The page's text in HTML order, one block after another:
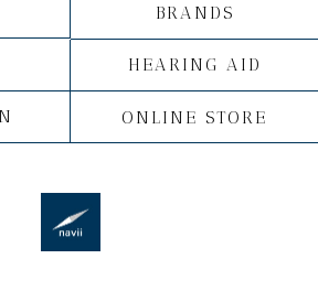
BRANDS
HEARING AID
ONLINE STORE